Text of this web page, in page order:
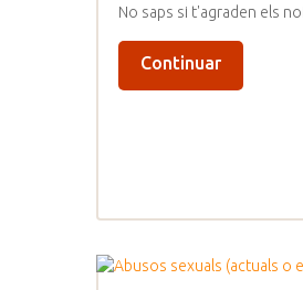
No saps si t'agraden els
Continuar